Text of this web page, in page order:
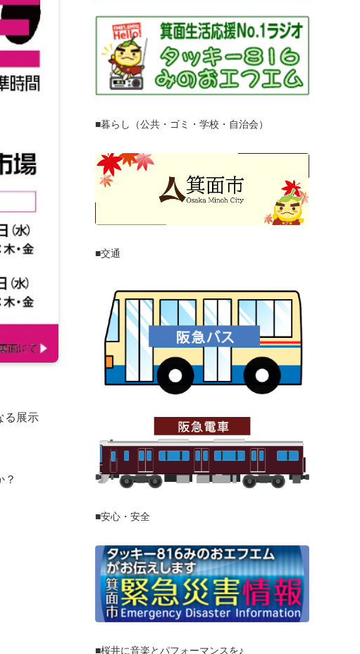
る展示
？
■暮らし（公共・ゴミ・学校・自治会）
■交通
■安心・安全
■桜井に音楽とパフォーマンスを♪